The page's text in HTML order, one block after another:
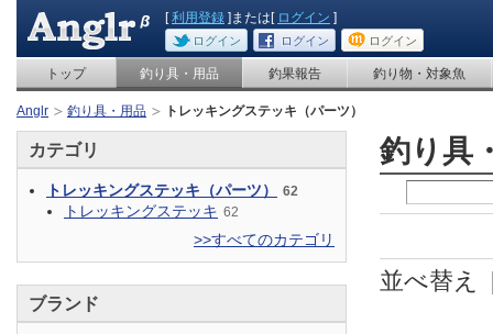
[利用登録 ]または[ ログイン ]
ログイン ログイン ログイン
トップ 釣り具・用品 釣果報告 釣り物・対象魚
Anglr 釣り具・用品 トレッキングステッキ（パーツ）
釣り具
並べ替え
カテゴリ
トレッキングステッキ（パーツ） 62
トレッキングステッキ 62
>>すべてのカテゴリ
ブランド